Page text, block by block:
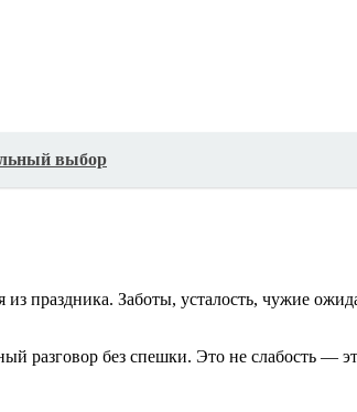
выбор
праздника. Заботы, усталость, чужие
разговор без спешки. Это не слабость —